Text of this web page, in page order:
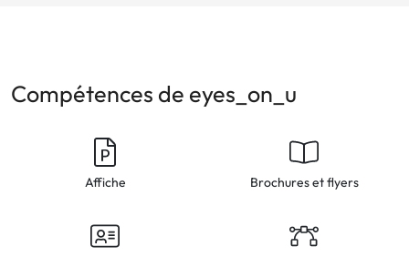
Compétences de eyes_on_u
Affiche Brochures et flyers